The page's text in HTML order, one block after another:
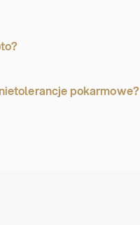
pokarmowe?